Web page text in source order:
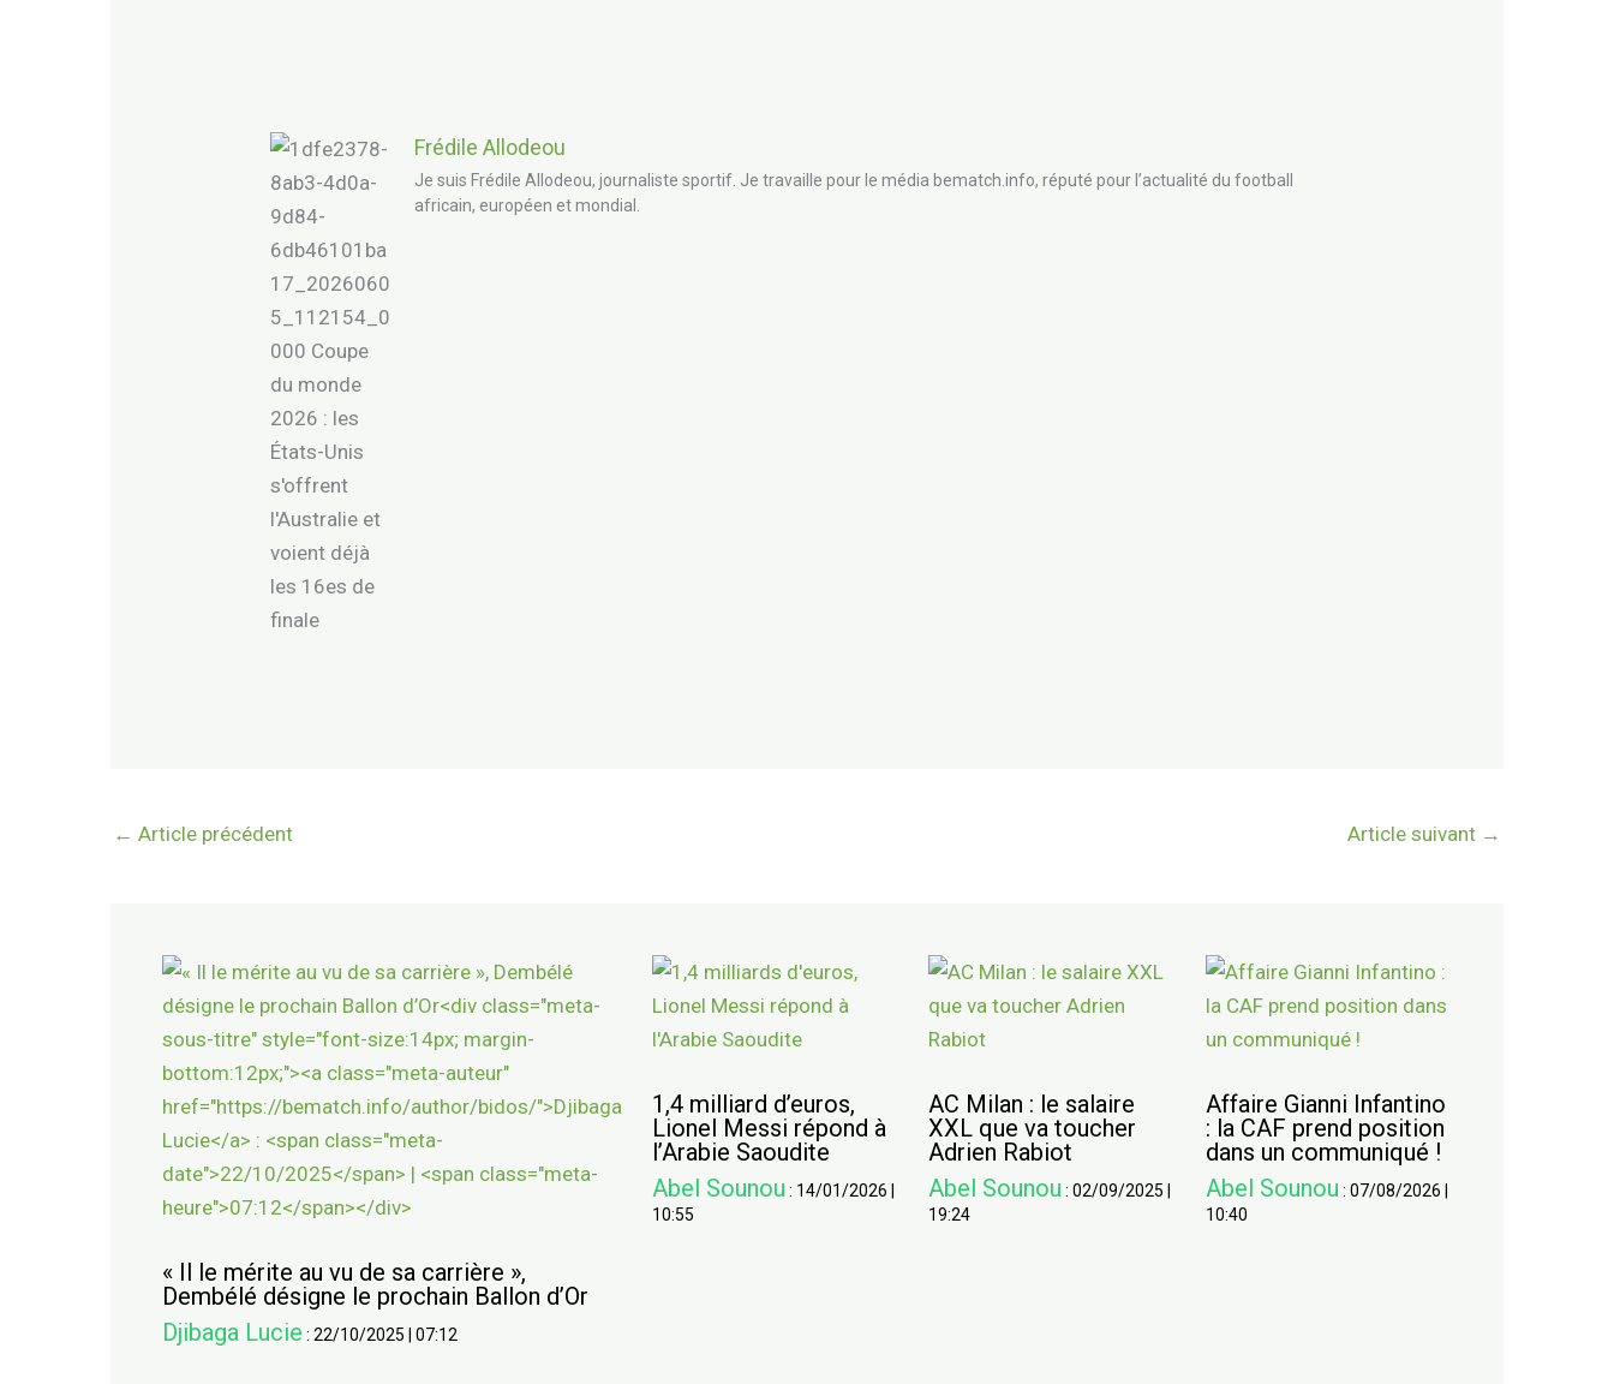
Frédile Allodeou
Je suis Frédile Allodeou, journaliste sportif. Je travaille pour le média bematch.info, réputé pour l’actualité du football
africain, européen et mondial.
← Article précédent Article suivant →
« Il le mérite au vu de sa carrière »,
Dembélé désigne le prochain Ballon d’Or
Djibaga Lucie : 22/10/2025 07:12
1,4 milliard d’euros,
Lionel Messi répond à
l’Arabie Saoudite
Abel Sounou : 14/01/2026
10:55
AC Milan : le salaire
XXL que va toucher
Adrien Rabiot
Abel Sounou :02/09/2025
19:24
Affaire Gianni Infantino
: la CAF prend position
dans un communiqué !
Abel Sounou : 07/08/2026
10:40